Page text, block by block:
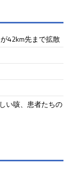
42km先まで拡散
い咳、患者たちの